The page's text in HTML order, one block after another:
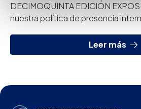
DECIMOQUINTA EDICIÓN
nuestra política de presencia
Leer más